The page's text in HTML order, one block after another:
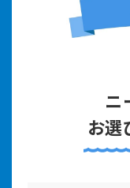
ニ
お選